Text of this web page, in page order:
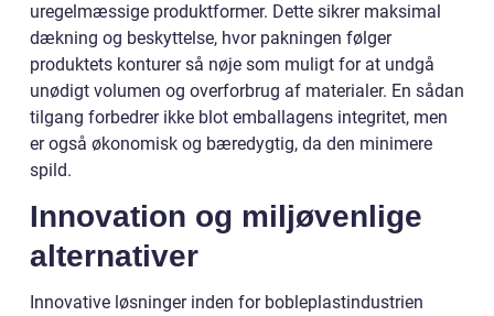
uregelmæssige produktformer. Dette sikrer maksimal
dækning og beskyttelse, hvor pakningen følger
produktets konturer så nøje som muligt for at undgå
unødigt volumen og overforbrug af materialer. En sådan
tilgang forbedrer ikke blot emballagens integritet, men
er også økonomisk og bæredygtig, da den minimere
spild.
Innovation og miljøvenlige
alternativer
Innovative løsninger inden for bobleplastindustrien